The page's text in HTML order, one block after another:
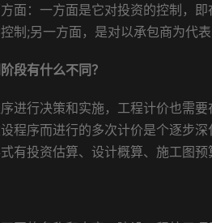
：一方面是它对投资的控制，即
制;另一方面，是对以承包商为代
段有什么不同？
行决策和实施，工程计价也需要
程序而进行的多次计价是个逐步
有投资估算、设计概算、施工图预